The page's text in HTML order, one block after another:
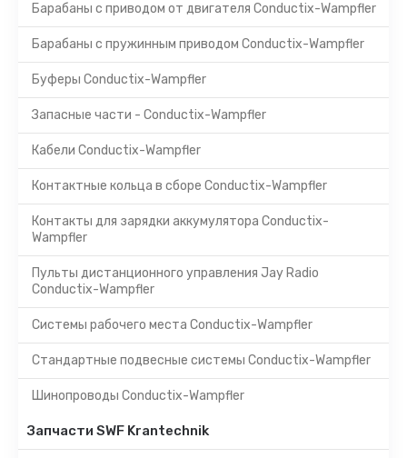
Барабаны с приводом от двигателя Conductix-Wampfler
Барабаны с пружинным приводом Conductix-Wampfler
Буферы Conductix-Wampfler
Запасные части - Conductix-Wampfler
Кабели Conductix-Wampfler
Контактные кольца в сборе Conductix-Wampfler
Контакты для зарядки аккумулятора Conductix-
Wampfler
Пульты дистанционного управления Jay Radio
Conductix-Wampfler
Системы рабочего места Conductix-Wampfler
Стандартные подвесные системы Conductix-Wampfler
Шинопроводы Conductix-Wampfler
Запчасти SWF Krantechnik